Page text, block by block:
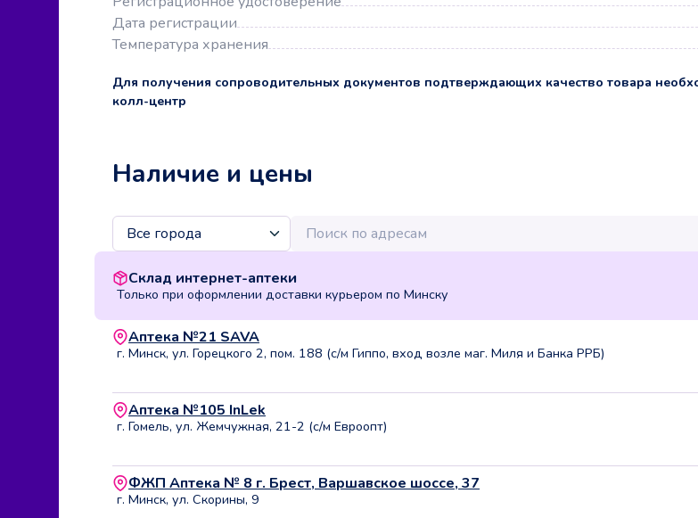
Дата регистрации
Температура хранения
Для получения сопроводительных документов подтверждающих качество товара
колл-центр
Наличие и цены
Склад интернет-аптеки
Только при оформлении доставки курьером по Минску
Аптека №21 SAVA
г. Минск, ул. Горецкого 2, пом. 188 (с/м Гиппо, вход возле маг. Миля и Банка РРБ)
Аптека №105 InLek
г. Гомель, ул. Жемчужная, 21-2 (с/м Евроопт)
ФЖП Аптека № 8 г. Брест, Варшавское шоссе, 37
г. Минск, ул. Скорины, 9